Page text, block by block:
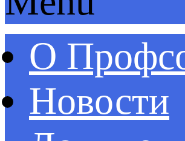
О
Новости